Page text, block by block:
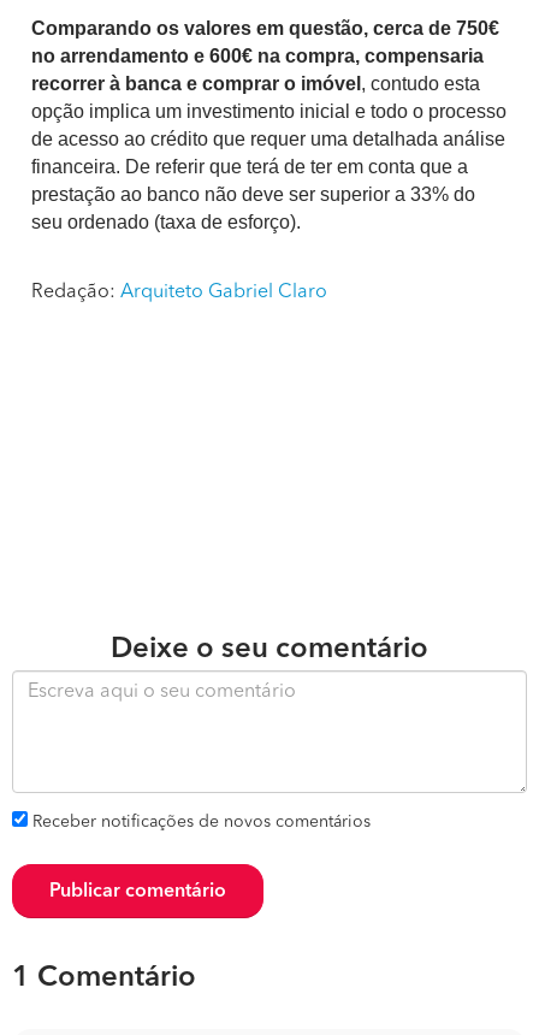
Comparando os valores em questão, cerca de 750€
no arrendamento e 600€ na compra, compensaria
recorrer à banca e comprar o imóvel , contudo esta
opção implica um investimento inicial e todo o processo
de acesso ao crédito que requer uma detalhada análise
financeira. De referir que terá de ter em conta que a
prestação ao banco não deve ser superior a 33% do
seu ordenado (taxa de esforço).
Redação: Arquiteto Gabriel Claro
Deixe o seu comentário
Receber notificações de novos comentários
Publicar comentário
1 Comentário